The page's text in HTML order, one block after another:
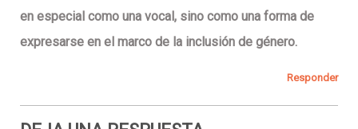
en especial como una vocal, sino como una forma de
expresarse en el marco de la inclusión de género.
Responder